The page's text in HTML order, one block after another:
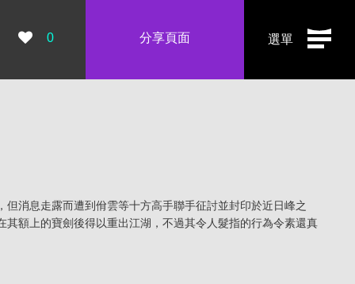
選單
瀏覽數：
0 分享頁面
消息走露而遭到佾雲等十方高手聯手征討並封印於近日峰之
額上的寶劍後得以重出江湖，不過其令人髮指的行為令素還真